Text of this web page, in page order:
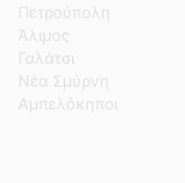
Πετρούπολη
Άλιμος
Γαλάτσι
Νέα Σμύρνη
Αμπελόκηποι